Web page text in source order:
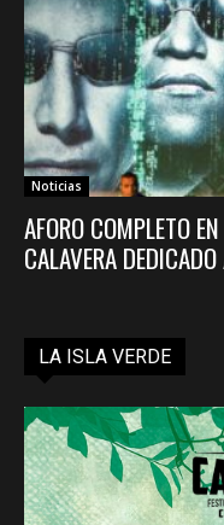
Noticias
AFORO COMPLETO
CALAVERA DEDICADO
LA ISLA VERDE